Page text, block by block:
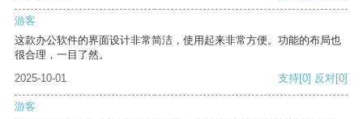
游客
这款办公软件的界面设计非常简洁，使用起来非常方便。功能的布局也
很合理，一目了然。
2025-10-01
支持[0] 反对[0]
游客